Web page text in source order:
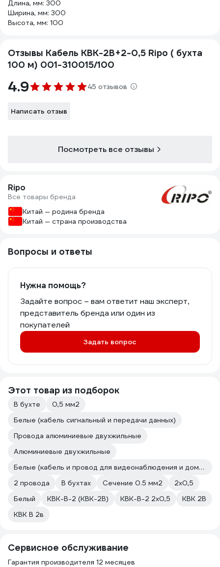
Длина, мм: 300
Ширина, мм: 300
Высота, мм: 100
Отзывы Кабель КВК-2В+2-0,5 Ripo ( бухта
100 м) 001-310015/100
4.9 45 отзывов
Написать отзыв
Посмотреть все отзывы
Ripo
Все товары бренда
Китай — родина бренда
Китай — страна производства
Вопросы и ответы
Нужна помощь?
Задайте вопрос – вам ответит наш эксперт,
представитель бренда или один из
покупателей
Задать вопрос
Этот товар из подборок
В бухте
0,5 мм2
Белые (кабель сигнальный и передачи данных)
Провода алюминиевые двухжильные
Алюминиевые двухжильные
Белые (кабель и провод для видеонаблюдения и домофонов)
2 провода
В бухтах Сечение 0.5 мм2
2х0,5
Белый
КВК-В-2 (КВК-2В) КВК-В-2 2х0,5
КВК 2В
КВК В 2в
Сервисное обслуживание
Гарантия производителя 12 месяцев